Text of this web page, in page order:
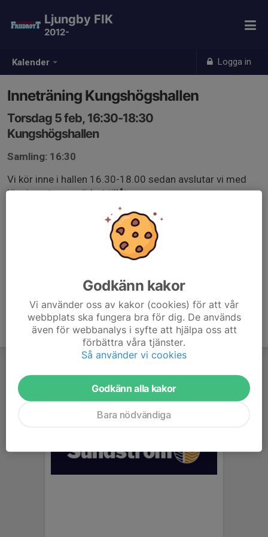
Kalender Logga in
Ljungby FIK
2012-
Inneträning Kungshögshallen
Torsdag 5 feb, 16:30-18:30
Kungshögshallen
Samling: 16:30
Vi kör inne i hallen 16.30-18.00 sedan avslutar vi med
löpning ute om vädret tillåter
Godkänn kakor
Vi använder oss av kakor (cookies) för att vår
webbplats ska fungera bra för dig. De används
även för webbanalys i syfte att hjälpa oss att
förbättra våra tjänster.
Så använder vi cookies
Godkänn alla kakor
Bara nödvändiga